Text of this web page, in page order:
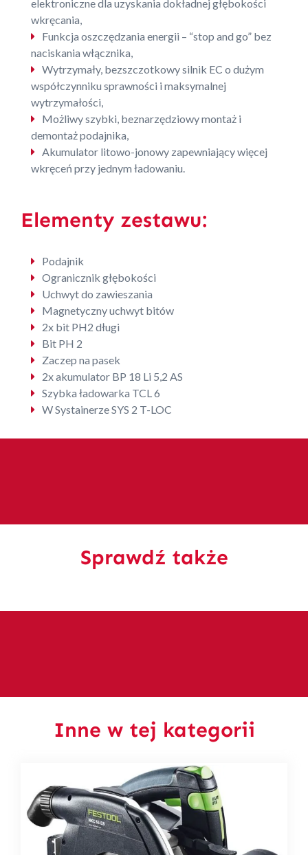
elektroniczne dla uzyskania dokładnej głębokości
wkręcania,
Funkcja oszczędzania energii – “stop and go” bez
naciskania włącznika,
Wytrzymały, bezszczotkowy silnik EC o dużym
współczynniku sprawności i maksymalnej
wytrzymałości,
Możliwy szybki, beznarzędziowy montaż i
demontaż podajnika,
Akumulator litowo-jonowy zapewniający więcej
wkręceń przy jednym ładowaniu.
Elementy zestawu:
Podajnik
Ogranicznik głębokości
Uchwyt do zawieszania
Magnetyczny uchwyt bitów
2x bit PH2 długi
Bit PH 2
Zaczep na pasek
2x akumulator BP 18 Li 5,2 AS
Szybka ładowarka TCL 6
W Systainerze SYS 2 T-LOC
Sprawdź także
Inne w tej kategorii